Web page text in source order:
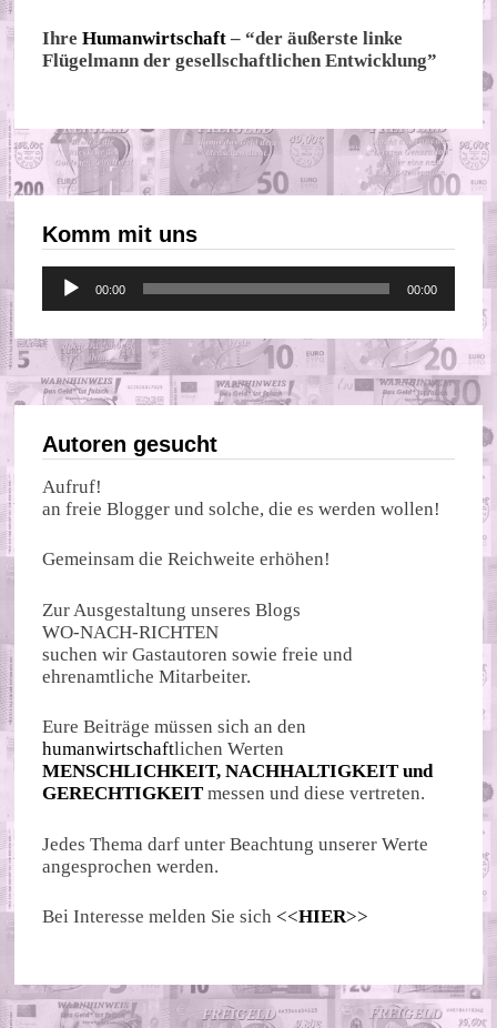
IhreHumanwirtschaft – “der äußerste linke
Flügelmann der gesellschaftlichen Entwicklung”
Komm mit uns
Audio-
Player
00:00 00:00
Autoren gesucht
Aufruf!
an freie Blogger und solche, die es werden wollen!
Gemeinsam die Reichweite erhöhen!
Zur Ausgestaltung unseres Blogs
WO-NACH-RICHTEN
suchen wir Gastautoren sowie freie und
ehrenamtliche Mitarbeiter.
Eure Beiträge müssen sich an den
humanwirtschaftlichen Werten
MENSCHLICHKEIT, NACHHALTIGKEIT und
GERECHTIGKEIT messen und diese vertreten.
Jedes Thema darf unter Beachtung unserer Werte
angesprochen werden.
Bei Interesse melden Sie sich <<HIER>>